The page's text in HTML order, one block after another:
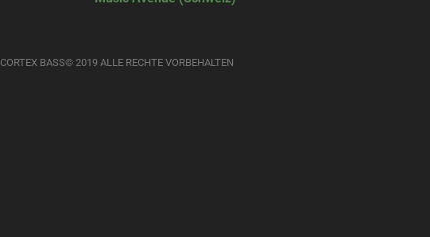
CORTEX BASS© 2019 ALLE RECHTE VORBEHALTEN